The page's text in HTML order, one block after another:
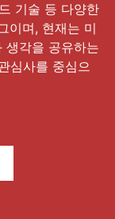
기술 등 다양한
이며, 현재는 미
생각을 공유하는
심사를 중심으